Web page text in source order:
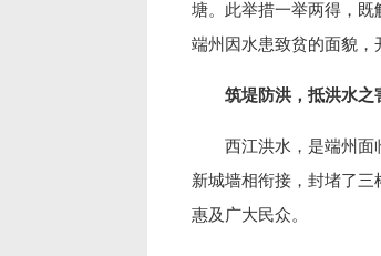
塘。此举措一举两得，既
端州因水患致贫的面貌，
筑堤防洪，抵洪水之
西江洪水，是端州面
新城墙相衔接，封堵了三
惠及广大民众。